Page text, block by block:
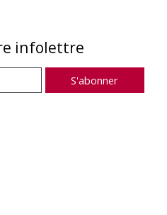
infolettre
S'abonner